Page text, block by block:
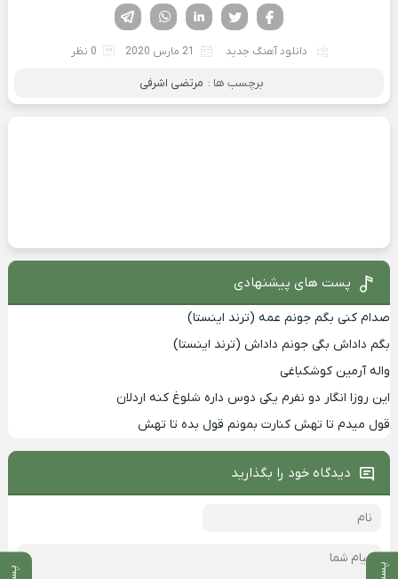
لینکدین تویتر
فیسوک
دانلود آهنگ جدید 21 مارس 2020 0 نظر
برچسب ها : مرتضی اشرفی
پست های پیشنهادی
صدام کنی بگم جونم عمه (ترند اینستا)
بگم داداش بگی جونم داداش (ترند اینستا)
واله آرمین کوشکباغی
این روزا انگار دو نفرم یکی دوس داره شلوغ کنه اردلان
قول میدم تا تهش کنارت بمونم قول بده تا تهش
دیدگاه خود را بگذارید